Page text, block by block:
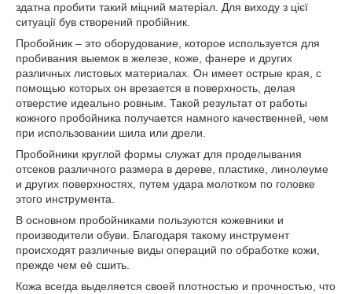
здатна пробити такий міцний матеріал. Для виходу з цієї
ситуації був створений пробійник.
Пробойник – это оборудование, которое используется для
пробивания выемок в железе, коже, фанере и других
различных листовых материалах. Он имеет острые края, с
помощью которых он врезается в поверхность, делая
отверстие идеально ровным. Такой результат от работы
кожного пробойника получается намного качественней, чем
при использовании шила или дрели.
Пробойники круглой формы служат для проделывания
отсеков различного размера в дереве, пластике, линолеуме
и других поверхностях, путем удара молотком по головке
этого инструмента.
В основном пробойниками пользуются кожевники и
производители обуви. Благодаря такому инструмент
происходят различные виды операций по обработке кожи,
прежде чем её сшить.
Кожа всегда выделяется своей плотностью и прочностью, что